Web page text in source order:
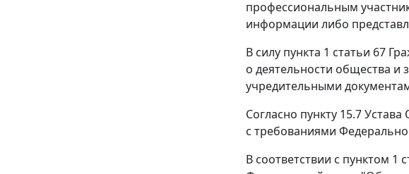
профессиональным
информации либо
В силу пункта 1 статьи 67
о деятельности общества и
учредительными
Согласно пункту 15.7
с требованиями
В соответствии с пунктом 1